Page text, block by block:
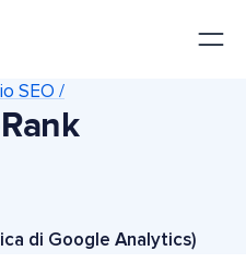
SEO /
di Google Analytics)